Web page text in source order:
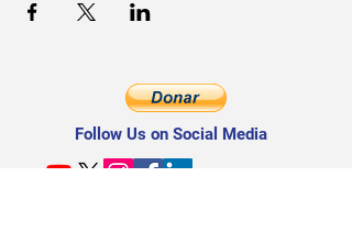
Follow Us on Social Media